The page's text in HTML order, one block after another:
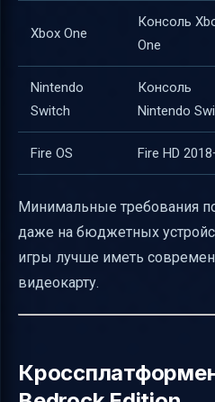
Xbox One
Консоль
One
Nintendo
Switch
Консоль
Nintendo
Fire OS Fire HD
Минимальные требования
даже на бюджетных
игры лучше иметь
видеокарту.